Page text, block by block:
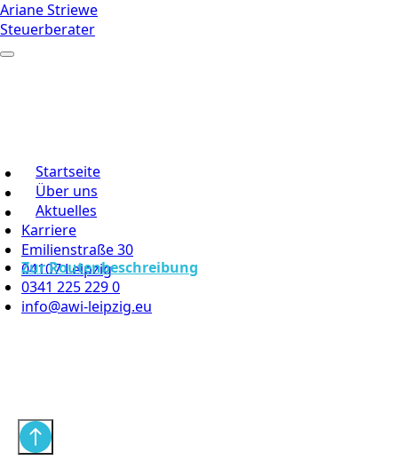
Ariane Striewe
Steuerberater
Startseite
Über uns
Aktuelles
Karriere
Emilienstraße 30
04107 Leipzig
Zur Routenbeschreibung
0341 225 229 0
info@awi-leipzig.eu